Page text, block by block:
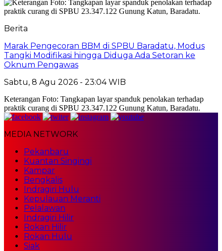
Berita
Marak Pengecoran BBM di SPBU Baradatu, Modus
Tangki Modifikasi hingga Diduga Ada Setoran ke
Oknum Pengawas
Sabtu, 8 Agu 2026 - 23:04 WIB
Keterangan Foto: Tangkapan layar spanduk penolakan terhadap
praktik curang di SPBU 23.347.122 Gunung Katun, Baradatu.
MEDIA NETWORK
Pekanbaru
Kuantan Singingi
Kampar
Bengkalis
Indragiri Hulu
Kepulauan Meranti
Pelalawan
Indragiri Hilir
Rokan Hilir
Rokan Hulu
Siak